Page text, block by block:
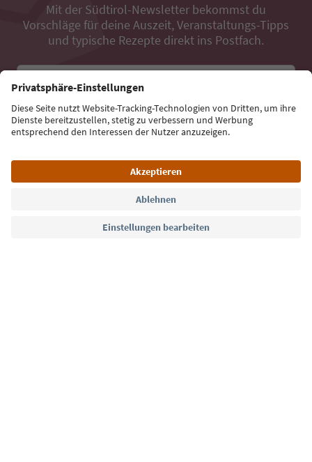
Mit der Südtirol-Newsletter bekommst du
Vorschläge für deine Auszeit, Veranstaltungs-Tipps
und typische Rezepte direkt ins Postfach.
E-Mail Adresse
Jetzt anmelden